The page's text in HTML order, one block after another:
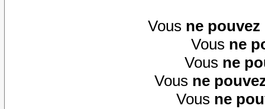
Vous ne pouvez
Vous ne
Vous ne
Vous ne
Vous ne